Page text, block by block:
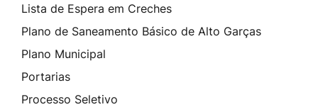
Lista de Espera em Creches
Plano de Saneamento Básico de Alto Garças
Plano Municipal
Portarias
Processo Seletivo